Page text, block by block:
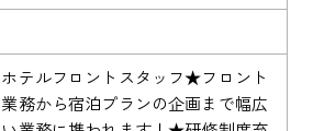
ホテルフロントスタッフ★フロント
業務から宿泊プランの企画まで幅広